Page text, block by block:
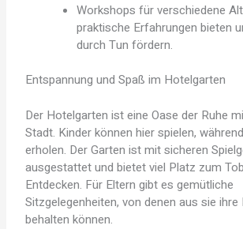
Workshops für verschiedene
praktische Erfahrungen bieten
durch Tun fördern.
Entspannung und Spaß im Hotelgarten
Der Hotelgarten ist eine Oase der Ruhe
Stadt. Kinder können hier spielen,
erholen. Der Garten ist mit sicheren
ausgestattet und bietet viel Platz zum
Entdecken. Für Eltern gibt es gemütliche
Sitzgelegenheiten, von denen aus sie
behalten können.